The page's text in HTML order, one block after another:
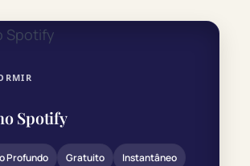
Spotify
Profundo Gratuito Instantâneo